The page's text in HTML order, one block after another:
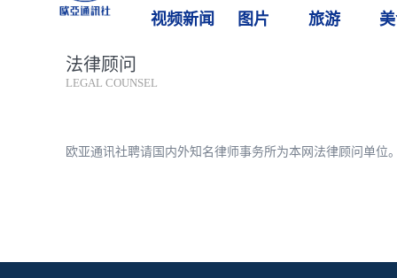
视频新闻
图片 旅游
法律顾问
LEGAL COUNSEL
欧亚通讯社聘请国内外知名律师事务所为本网法律顾问单位